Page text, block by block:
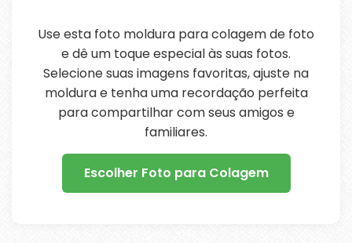
Use esta foto moldura para colagem de foto
e dê um toque especial às suas fotos.
Selecione suas imagens favoritas, ajuste na
moldura e tenha uma recordação perfeita
para compartilhar com seus amigos e
familiares.
Escolher Foto para Colagem